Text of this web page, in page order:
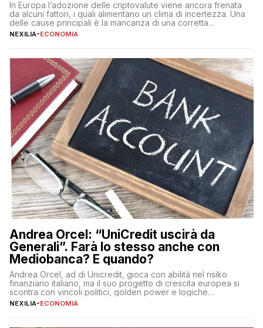
In Europa l’adozione delle criptovalute viene ancora frenata
da alcuni fattori, i quali alimentano un clima di incertezza. Una
delle cause principali è la mancanza di una corretta
educazione finanziaria, che impedisce ad una larga parte della
sulle criptovalute: […]
NEXILIA-ECONOMIA
Andrea Orcel: “UniCredit uscirà da
Generali”. Farà lo stesso anche con
Mediobanca? E quando?
Andrea Orcel, ad di Unicredit, gioca con abilità nel risiko
finanziario italiano, ma il suo progetto di crescita europea si
scontra con vincoli politici, golden power e logiche
protezionistiche. Orcel e la mossa su Generali Andrea Orcel,
NEXILIA-ECONOMIA